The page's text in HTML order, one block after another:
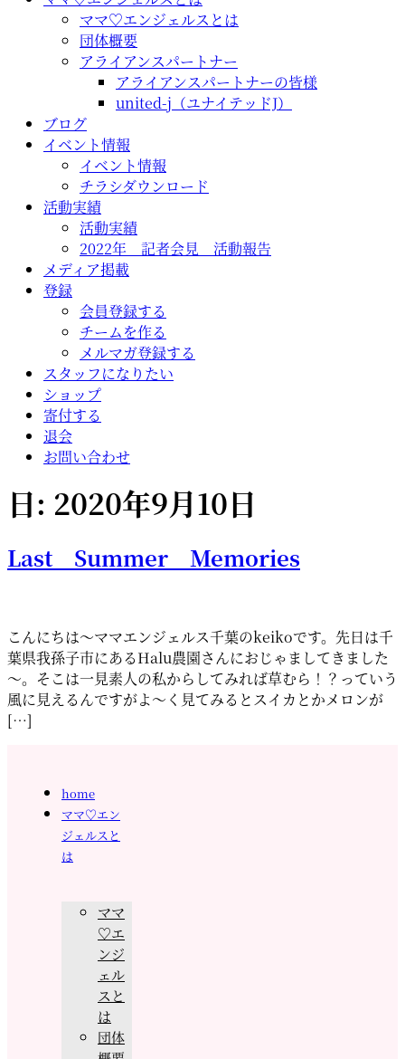
ママ♡エンジェルスとは
団体概要
アライアンスパートナー
アライアンスパートナーの皆様
united-j（ユナイテッドJ）
ブログ
イベント情報
イベント情報
チラシダウンロード
活動実績
活動実績
2022年 記者会見 活動報告
メディア掲載
登録
会員登録する
チームを作る
メルマガ登録する
スタッフになりたい
ショップ
寄付する
退会
お問い合わせ
日: 2020年9月10日
Last Summer Memories
こんにちは～ママエンジェルス千葉のkeikoです。先日は千
葉県我孫子市にあるHalu農園さんにおじゃましてきました
～。そこは一見素人の私からしてみれば草むら！？っていう
風に見えるんですがよ～く見てみるとスイカとかメロンが
[…]
home
ママ♡エン
ジェルスと
は
ママ
♡エ
ンジ
ェル
スと
は
団体